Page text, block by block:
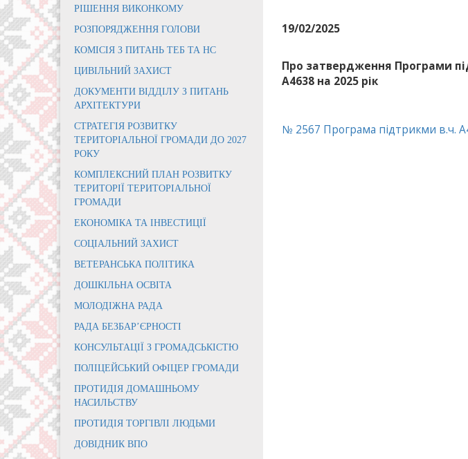
РІШЕННЯ ВИКОНКОМУ
РОЗПОРЯДЖЕННЯ ГОЛОВИ
КОМІСІЯ З ПИТАНЬ ТЕБ ТА НС
ЦИВІЛЬНИЙ ЗАХИСТ
ДОКУМЕНТИ ВІДДІЛУ З ПИТАНЬ
АРХІТЕКТУРИ
СТРАТЕГІЯ РОЗВИТКУ
ТЕРИТОРІАЛЬНОЇ ГРОМАДИ ДО 2027
РОКУ
КОМПЛЕКСНИЙ ПЛАН РОЗВИТКУ
ТЕРИТОРІЇ ТЕРИТОРІАЛЬНОЇ
ГРОМАДИ
ЕКОНОМІКА ТА ІНВЕСТИЦІЇ
СОЦІАЛЬНИЙ ЗАХИСТ
ВЕТЕРАНСЬКА ПОЛІТИКА
ДОШКІЛЬНА ОСВІТА
МОЛОДІЖНА РАДА
РАДА БЕЗБАР’ЄРНОСТІ
КОНСУЛЬТАЦІЇ З ГРОМАДСЬКІСТЮ
ПОЛІЦЕЙСЬКИЙ ОФІЦЕР ГРОМАДИ
ПРОТИДІЯ ДОМАШНЬОМУ
НАСИЛЬСТВУ
ПРОТИДІЯ ТОРГІВЛІ ЛЮДЬМИ
ДОВІДНИК ВПО
19/02/2025
Про затвердження Програми
А4638 на 2025 рік
№ 2567 Програма підтрикми в.ч.